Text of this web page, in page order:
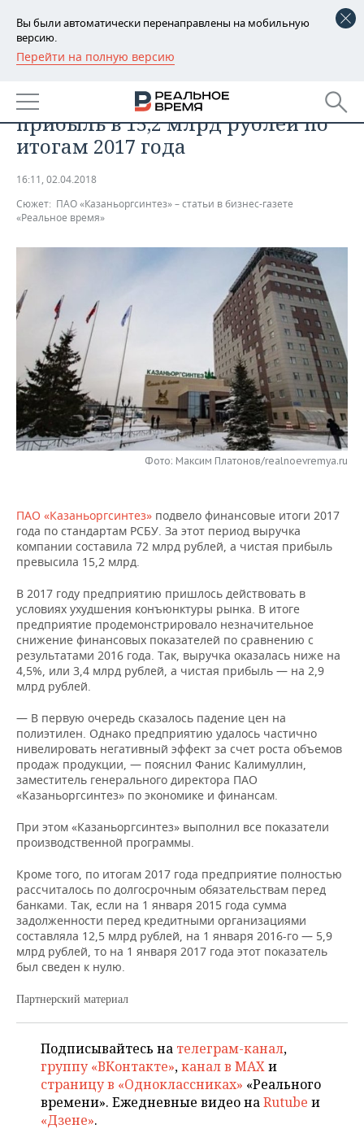
Вы были автоматически перенаправлены на мобильную
версию.
Перейти на полную версию
РЕГИОНЫ
БАШКОРТОСТАН
ТАТАРСТАН
НОВОСТИ
АНАЛИТИКА
ДЕКЛАРАЦИИ О ДОХОДАХ
КОРОЛИ ГОСЗАКАЗА ПФО
КОМУ ПРИНАДЛЕЖАТ
ТОРГОВЫЕ ЦЕНТРЫ
ТАТАРСТАНА
НОВОСТИ ЭКОНОМИКИ
ФИНАНСЫ
БЮДЖЕТ
ИНВЕСТИЦИИ
ПРОМЫШЛЕННОСТЬ
НОВОСТИ
АГРОПРОМ
МАШИНОСТРОЕНИЕ
НЕФТЕХИМИЯ
НЕФТЬ
ОПК
НЕДВИЖИМОСТЬ
НОВОСТИ АВТО
БИЗНЕС
НОВОСТИ БИЗНЕСА
РОЗНИЧНАЯ ТОРГОВЛЯ
ТРАНСПОРТ
ТЕХНОЛОГИИ
НОВОСТИ ТЕХНОЛОГИЙ
IT
МЕРОПРИЯТИЯ
НОВОСТИ МЕРОПРИЯТИЙ
ВЫЕЗДНАЯ РЕДАКЦИЯ
ONLINE-КОНФЕРЕНЦИИ
СПОРТ
ХОККЕЙ
ВОЛЕЙБОЛ
КИБЕРСПОРТ
ФИГУРНОЕ КАТАНИЕ
ВОДНЫЕ ВИДЫ СПОРТА
ХОККЕЙ С МЯЧОМ
ВЛАСТЬ
ИСТОРИЯ
КУЛЬТУРА
МЕДИЦИНА
ОБРАЗОВАНИЕ
ПРОИСШЕСТВИЯ
ФОТОГАЛЕРЕЯ
СЮЖЕТЫ
СПИСОК ПЕРСОН
СПИСОК КОМПАНИЙ
ПОЛНАЯ ВЕРСИЯ
«Казаньоргсинтез» получил
прибыль в 15,2 млрд рублей по
итогам 2017 года
16:11, 02.04.2018
Сюжет: ПАО «Казаньоргсинтез» – статьи в бизнес-газете
«Реальное время»
Фото: Максим Платонов/realnoevremya.ru
ПАО «Казаньоргсинтез» подвело финансовые итоги 2017
года по стандартам РСБУ. За этот период выручка
компании составила 72 млрд рублей, а чистая прибыль
превысила 15,2 млрд.
В 2017 году предприятию пришлось действовать в
условиях ухудшения конъюнктуры рынка. В итоге
предприятие продемонстрировало незначительное
снижение финансовых показателей по сравнению с
результатами 2016 года. Так, выручка оказалась ниже на
4,5%, или 3,4 млрд рублей, а чистая прибыль — на 2,9
млрд рублей.
— В первую очередь сказалось падение цен на
полиэтилен. Однако предприятию удалось частично
нивелировать негативный эффект за счет роста объемов
продаж продукции, — пояснил Фанис Калимуллин,
заместитель генерального директора ПАО
«Казаньоргсинтез» по экономике и финансам.
При этом «Казаньоргсинтез» выполнил все показатели
производственной программы.
Кроме того, по итогам 2017 года предприятие полностью
рассчиталось по долгосрочным обязательствам перед
банками. Так, если на 1 января 2015 года сумма
задолженности перед кредитными организациями
составляла 12,5 млрд рублей, на 1 января 2016-го — 5,9
млрд рублей, то на 1 января 2017 года этот показатель
был сведен к нулю.
Партнерский материал
Подписывайтесь на телеграм-канал,
группу «ВКонтакте»,канал в MAXи
страницу в «Одноклассниках» «Реального
времени». Ежедневные видео наRutube и
«Дзене».